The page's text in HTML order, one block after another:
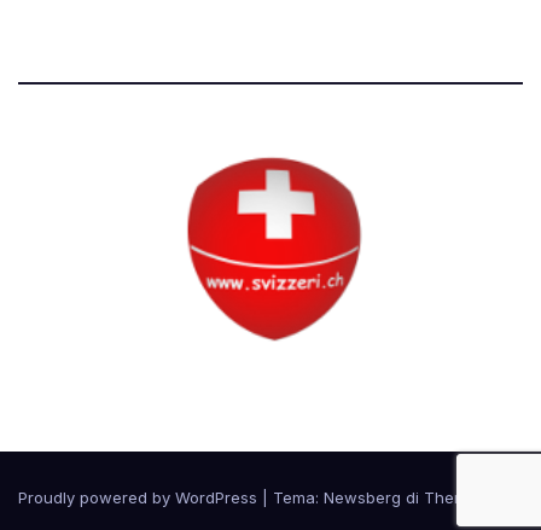
Proudly powered by WordPress Tema: Newsberg di Themeansar